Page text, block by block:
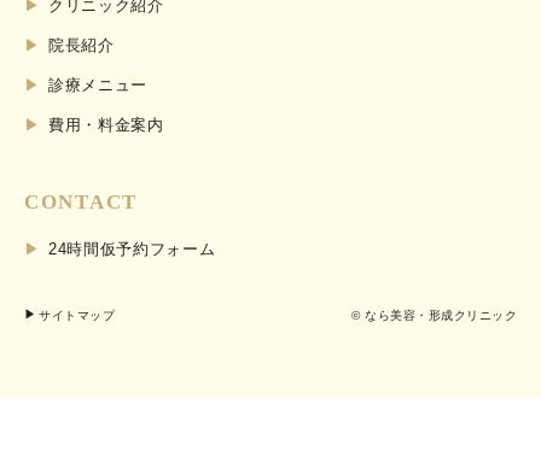
クリニック紹介
院長紹介
診療メニュー
費用・料金案内
CONTACT
24時間仮予約フォーム
サイトマップ © なら美容・形成クリニック